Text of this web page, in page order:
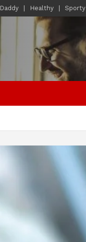
Daddy Healthy Sporty